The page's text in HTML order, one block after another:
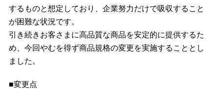
するものと想定しており、企業努力だけで吸収すること
が困難な状況です。
引き続きお客さまに高品質な商品を安定的に提供するた
め、今回やむを得ず商品規格の変更を実施することとし
ました。
■変更点